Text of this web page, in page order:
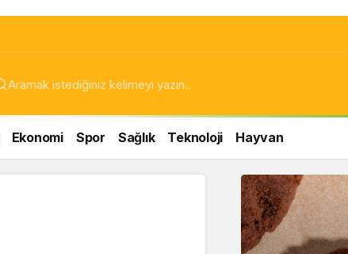
Ekonomi Spor Sağlık Teknoloji Hayvan